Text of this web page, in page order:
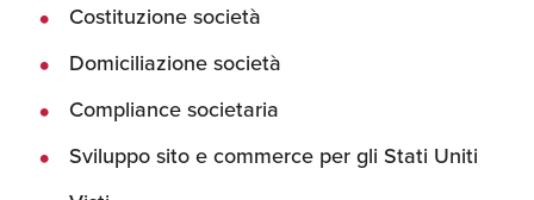
Costituzione società
Domiciliazione società
Compliance societaria
Sviluppo sito e commerce per gli Stati Uniti